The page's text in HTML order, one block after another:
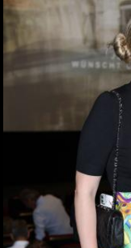
2026
27.04.2026
ESC Starter
im Murpark
27.04.2026
Die
99ers
26.04.2026
Lendstrom:
Kulinarik und